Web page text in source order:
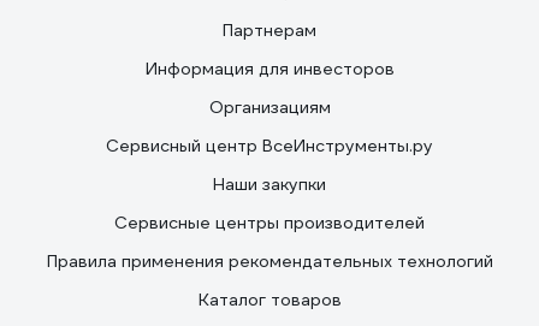
Партнерам
Информация для инвесторов
Организациям
Сервисный центр ВсеИнструменты.ру
Наши закупки
Сервисные центры производителей
Правила применения рекомендательных технологий
Каталог товаров